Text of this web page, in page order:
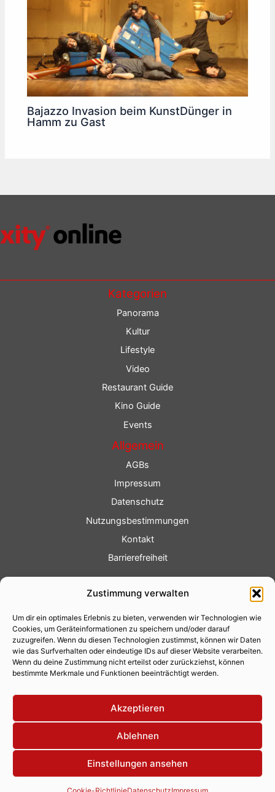
Zustimmung verwalten
Um dir ein optimales Erlebnis zu bieten, verwenden wir Technologien wie
Cookies, um Geräteinformationen zu speichern und/oder darauf
zuzugreifen. Wenn du diesen Technologien zustimmst, können wir Daten
wie das Surfverhalten oder eindeutige IDs auf dieser Website verarbeiten.
Wenn du deine Zustimmung nicht erteilst oder zurückziehst, können
bestimmte Merkmale und Funktionen beeinträchtigt werden.
Akzeptieren
Ablehnen
Einstellungen ansehen
Bajazzo Invasion beim KunstDünger in
Hamm zu Gast
Kategorien
Panorama
Kultur
Lifestyle
Video
Restaurant Guide
Kino Guide
Events
Allgemein
AGBs
Impressum
Datenschutz
Nutzungsbestimmungen
Kontakt
Barrierefreiheit
Fotoservice
Videoservice
Werbung
Contenterstellung
Lokalnachrichten
Lokalfernsehen
Eventkalender